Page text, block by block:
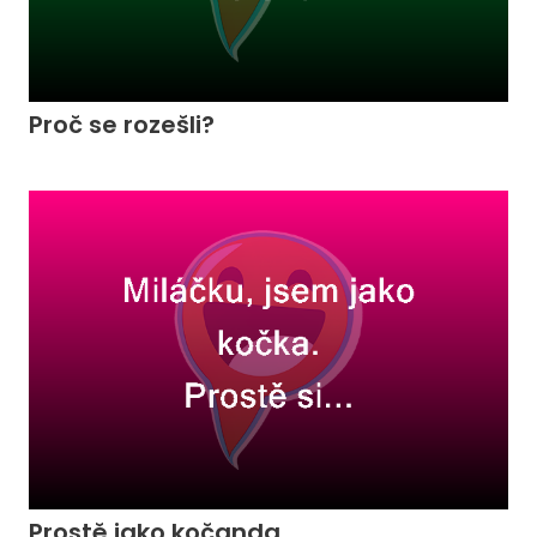
Proč se rozešli?